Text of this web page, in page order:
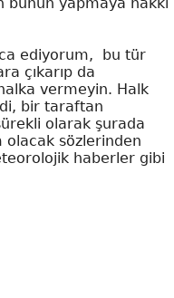
ediyorum, bu tür
çıkarıp da
vermeyin. Halk
bir taraftan
olarak şurada
sözlerinden
haberler gibi